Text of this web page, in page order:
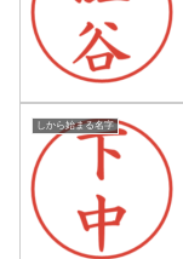
しから始まる名字